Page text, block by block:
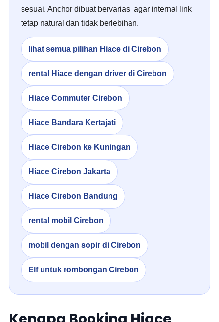
sesuai. Anchor dibuat bervariasi agar internal link
tetap natural dan tidak berlebihan.
lihat semua pilihan Hiace di Cirebon
rental Hiace dengan driver di Cirebon
Hiace Commuter Cirebon
Hiace Bandara Kertajati
Hiace Cirebon ke Kuningan
Hiace Cirebon Jakarta
Hiace Cirebon Bandung
rental mobil Cirebon
mobil dengan sopir di Cirebon
Elf untuk rombongan Cirebon